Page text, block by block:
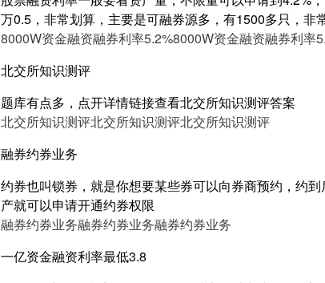
万0.5，非常划算，主要是可融券源多，有1500多只，非
8000W资金融资融券利率5.2%8000W资金融资融券利率
北交所知识测评
题库有点多，点开详情链接查看北交所知识测评答案
北交所知识测评北交所知识测评北交所知识测评
融券约券业务
约券也叫锁券，就是你想要某些券可以向券商预约，约
产就可以申请开通约券权限
融券约券业务融券约券业务融券约券业务
一亿资金融资利率最低3.8